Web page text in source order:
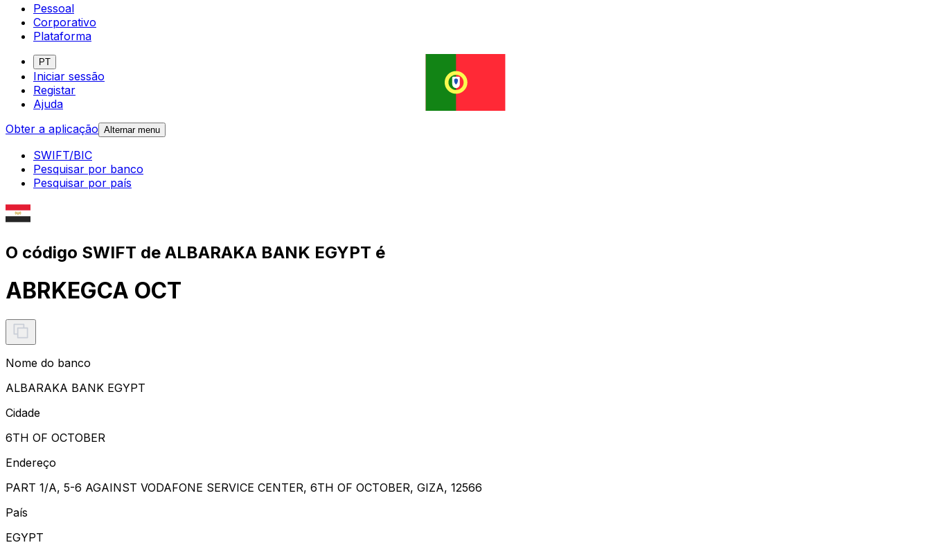
Pessoal
Corporativo
Plataforma
PT
Iniciar sessão
Registar
Ajuda
Obter a aplicação Alternar menu
SWIFT/BIC
Pesquisar por banco
Pesquisar por país
O código SWIFT de ALBARAKA BANK EGYPT é
ABRKEGCA OCT
Nome do banco
ALBARAKA BANK EGYPT
Cidade
6TH OF OCTOBER
Endereço
PART 1/A, 5-6 AGAINST VODAFONE SERVICE CENTER, 6TH OF OCTOBER, GIZA, 12566
País
EGYPT